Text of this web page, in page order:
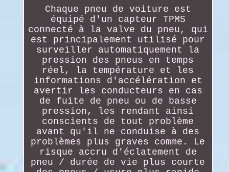
Chaque pneu de voiture est
équipé d'un capteur TPMS
connecté à la valve du pneu, qui
est principalement utilisé pour
surveiller automatiquement la
pression des pneus en temps
réel, la température et les
informations d'accélération et
avertir les conducteurs en cas
de fuite de pneu ou de basse
pression, les rendant ainsi
conscients de tout problème
avant qu'il ne conduise à des
problèmes plus graves comme. Le
risque accru d'éclatement de
pneu / durée de vie plus courte